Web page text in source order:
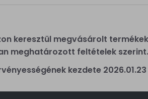
keresztül megvásárolt
meghatározott feltételek szerint.
kezdete 2026.01.23